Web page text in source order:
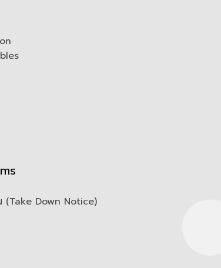
(Take Down Notice)